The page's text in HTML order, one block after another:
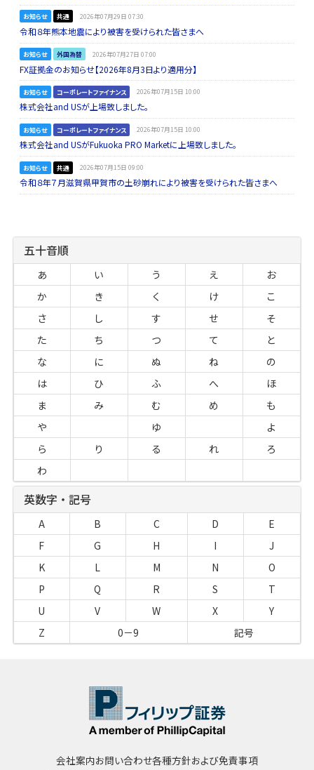
お知らせ 共通 2026年07月29日 07:30
令和８年熊本地震により被害を受けられた皆さまへ
お知らせ 外国為替 2026年07月27日 07:00
FX証拠金のお知らせ【2026年8月3日より適用分】
お知らせ コーポレートファイナンス 2026年07月15日 10:00
株式会社and USが上場致しました。
お知らせ コーポレートファイナンス 2026年07月15日 10:00
株式会社and USがFukuoka PRO Marketに上場致しました。
お知らせ 共通 2026年07月15日 09:00
令和８年７月滋賀県甲賀市の土砂崩れにより被害を受けられた皆さまへ
五十音順
あ い う え
お
か
き く け
こ
さ
し す せ
そ
た
ち つ て
と
な
に ぬ ね
の
は
ひ ふ へ
ほ
ま
み む め
も
や
ゆ
よ
ら
り る れ
ろ
わ
英数字・記号
A B C D
E
F
G H I
J
K
L M N
O
P
Q R S
T
U
V W X
Y
Z
0－9 記号
会社案内お問い合わせ各種方針および免責事項